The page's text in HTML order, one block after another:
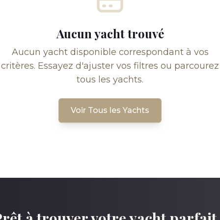
Aucun yacht trouvé
Aucun yacht disponible correspondant à vos
critères. Essayez d'ajuster vos filtres ou parcourez
tous les yachts.
Voir Tous les Yachts